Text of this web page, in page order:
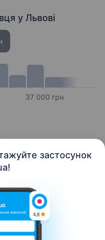
застосунок
у Львові
37 000 грн